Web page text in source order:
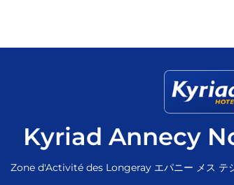
Kyriad Annecy
Zone d'Activité des Longeray エパニー メス テ